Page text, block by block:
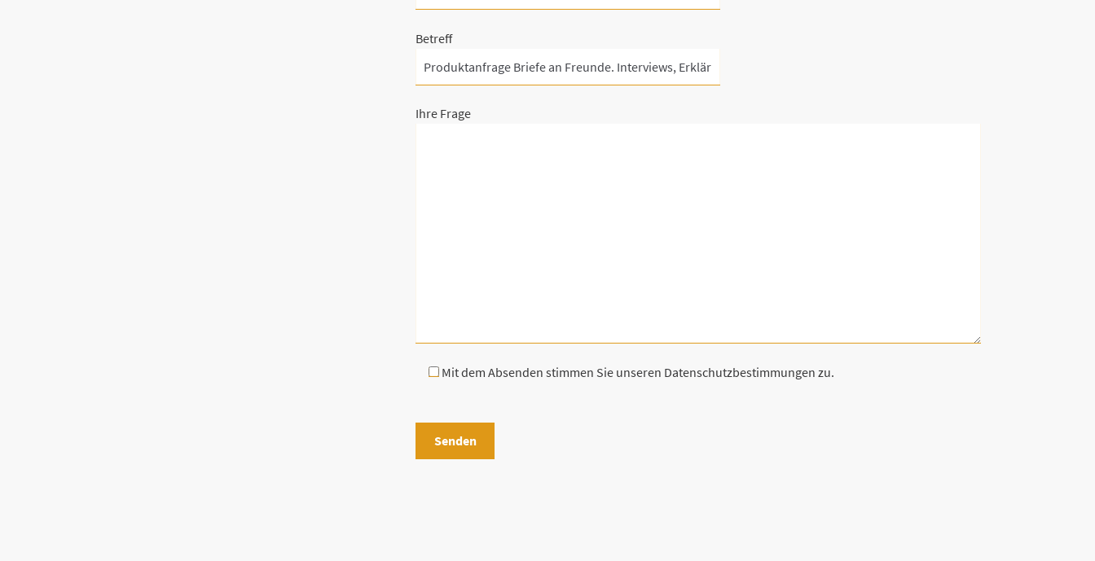
Betreff
Ihre Frage
Mit dem Absenden stimmen Sie unseren Datenschutzbestimmungen zu.